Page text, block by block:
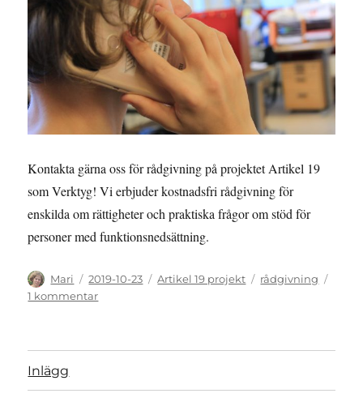
Kontakta gärna oss för rådgivning på projektet Artikel 19
som Verktyg! Vi erbjuder kostnadsfri rådgivning för
enskilda om rättigheter och praktiska frågor om stöd för
personer med funktionsnedsättning.
Författare
Mari
Publicerat
den
2019-10-23 Kategorier
Artikel 19 projekt Etiketter
rådgivning
1 kommentartill
Inlägg